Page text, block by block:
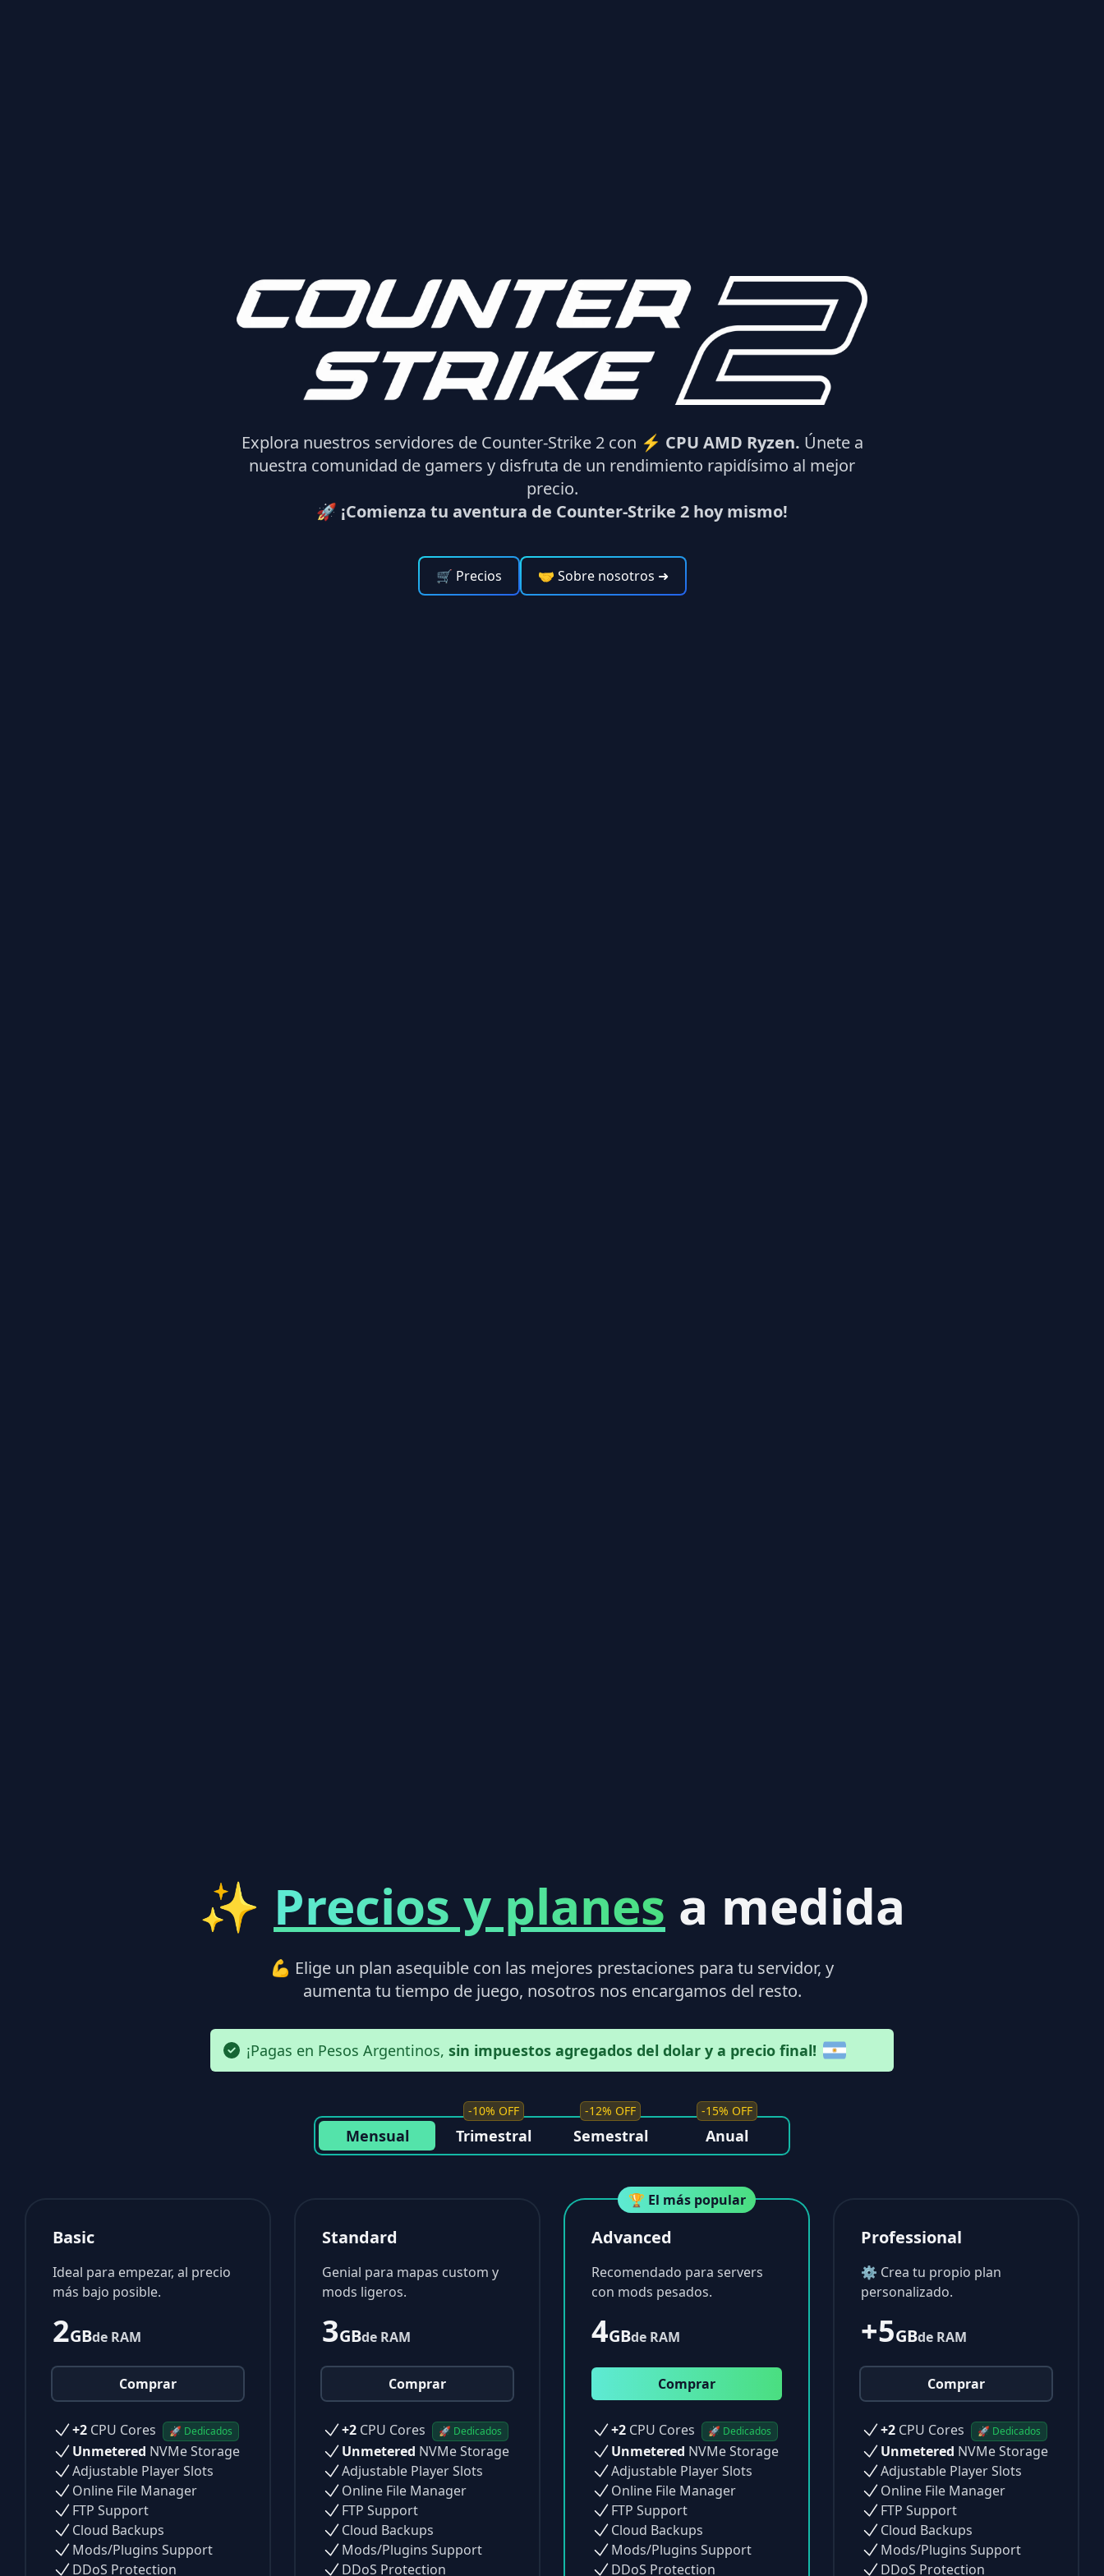
Explora nuestros servidores de Counter-Strike 2 con ⚡ CPU AMD Ryzen. Únete a
nuestra comunidad de gamers y disfruta de un rendimiento rapidísimo al mejor
precio.
🚀 ¡Comienza tu aventura de Counter-Strike 2 hoy mismo!
🛒 Precios 🤝 Sobre nosotros ➜
✨ Precios y planes a medida
💪 Elige un plan asequible con las mejores prestaciones para tu servidor, y
aumenta tu tiempo de juego, nosotros nos encargamos del resto.
¡Pagas en Pesos Argentinos, sin impuestos agregados del dolar y a precio final!
Mensual Trimestral
-10% OFF
Semestral
-12% OFF
Anual
-15% OFF
Basic
Ideal para empezar, al precio
más bajo posible.
2GBde RAM
Comprar
+2 CPU Cores 🚀 Dedicados
Unmetered NVMe Storage
Adjustable Player Slots
Online File Manager
FTP Support
Cloud Backups
Mods/Plugins Support
DDoS Protection
Standard
Genial para mapas custom y
mods ligeros.
3GBde RAM
Comprar
+2 CPU Cores 🚀 Dedicados
Unmetered NVMe Storage
Adjustable Player Slots
Online File Manager
FTP Support
Cloud Backups
Mods/Plugins Support
DDoS Protection
🏆 El más popular
Advanced
Recomendado para servers
con mods pesados.
4GBde RAM
Comprar
+2 CPU Cores 🚀 Dedicados
Unmetered NVMe Storage
Adjustable Player Slots
Online File Manager
FTP Support
Cloud Backups
Mods/Plugins Support
DDoS Protection
Professional
⚙ Crea tu propio plan
personalizado.
+5GBde RAM
Comprar
+2 CPU Cores 🚀 Dedicados
Unmetered NVMe Storage
Adjustable Player Slots
Online File Manager
FTP Support
Cloud Backups
Mods/Plugins Support
DDoS Protection